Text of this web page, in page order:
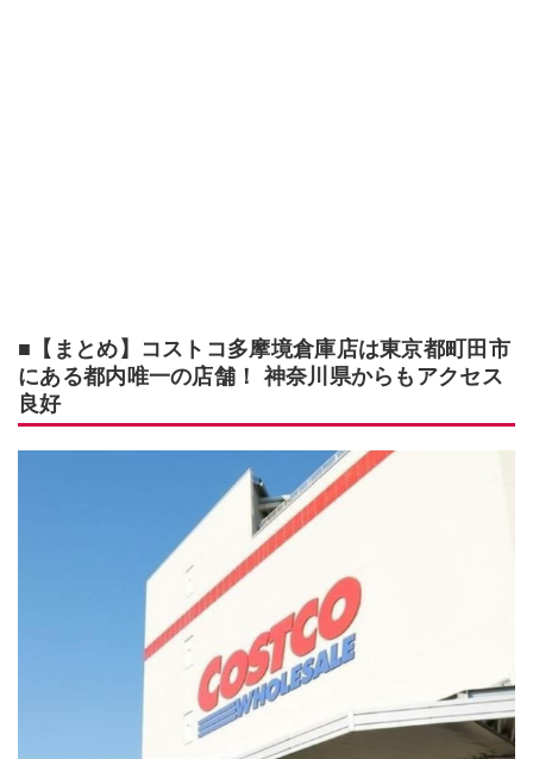
■【まとめ】コストコ多摩境倉庫店は東京都町田市
にある都内唯一の店舗！ 神奈川県からもアクセス
良好